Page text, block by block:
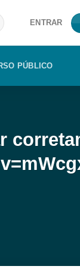
ENTRAR
PÚBLICO